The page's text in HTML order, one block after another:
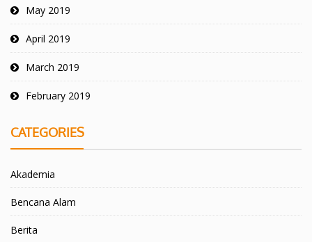
May 2019
April 2019
March 2019
February 2019
CATEGORIES
Akademia
Bencana Alam
Berita